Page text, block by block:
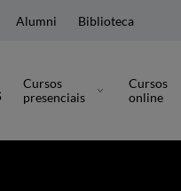
Alumni Biblioteca
Cursos
presenciais
Cursos
online